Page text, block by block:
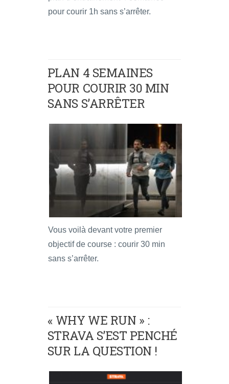
pour courir 1h sans s’arrêter.
PLAN 4 SEMAINES
POUR COURIR 30 MIN
SANS S’ARRÊTER
Vous voilà devant votre premier
objectif de course : courir 30 min
sans s’arrêter.
« WHY WE RUN » :
STRAVA S’EST PENCHÉ
SUR LA QUESTION !